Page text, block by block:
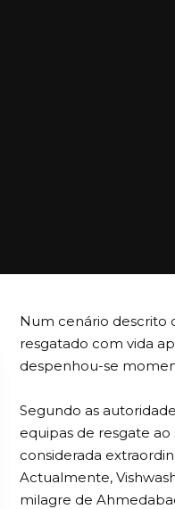
Num cenário descrito
resgatado com vida
despenhou-se
Segundo as
equipas de resgate
considerada
Actualmente,
milagre de